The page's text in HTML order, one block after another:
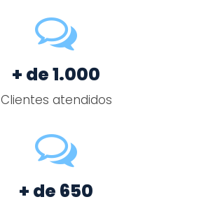
+ de 1.000
Clientes atendidos
+ de 650